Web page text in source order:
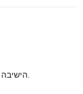
הישיבה ב 360 סביב הבמה, מקומות הישיבה אינם מסומנים.